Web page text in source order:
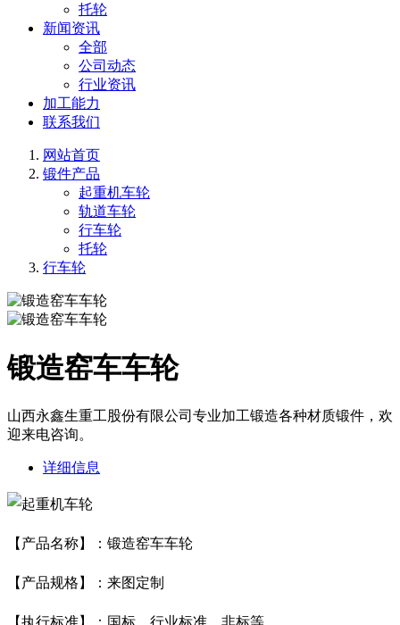
托轮
新闻资讯
全部
公司动态
行业资讯
加工能力
联系我们
网站首页
锻件产品
起重机车轮
轨道车轮
行车轮
托轮
行车轮
锻造窑车车轮
山西永鑫生重工股份有限公司专业加工锻造各种材质锻件，欢
迎来电咨询。
详细信息
【产品名称】： 锻造窑车车轮
【产品规格】：来图定制